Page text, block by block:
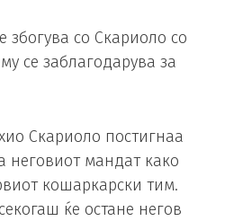
збогува со Скариоло со
се заблагодарува за
Скариоло постигнаа
неговиот мандат како
кошаркарски тим.
ќе остане негов